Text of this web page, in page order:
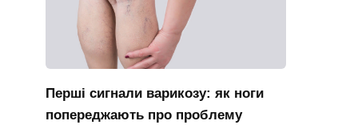
Перші сигнали варикозу: як ноги
попереджають про проблему